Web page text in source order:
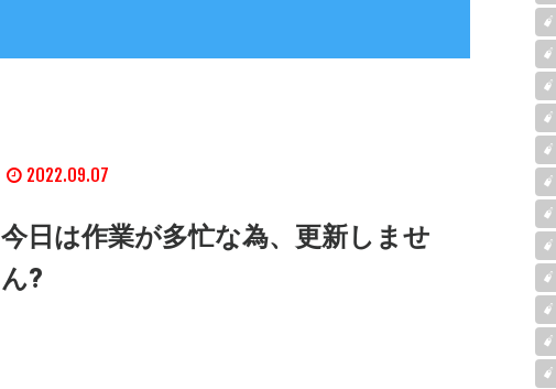
2022.09.07
今日は作業が多忙な為、更新しませ
ん?